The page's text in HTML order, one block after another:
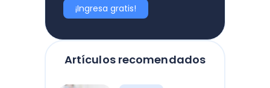
Artículos recomendados
¡Ingresa gratis!